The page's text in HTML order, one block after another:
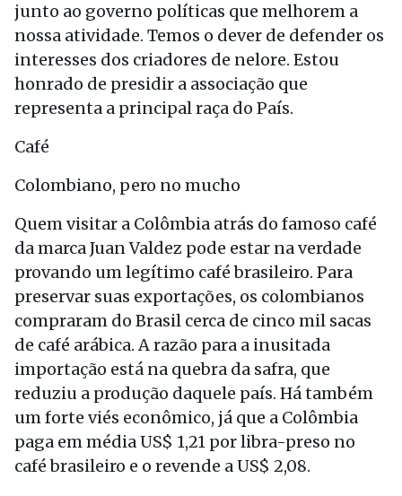
junto ao governo políticas que melhorem a
nossa atividade. Temos o dever de defender os
interesses dos criadores de nelore. Estou
honrado de presidir a associação que
representa a principal raça do País.
Café
Colombiano, pero no mucho
Quem visitar a Colômbia atrás do famoso café
da marca Juan Valdez pode estar na verdade
provando um legítimo café brasileiro. Para
preservar suas exportações, os colombianos
compraram do Brasil cerca de cinco mil sacas
de café arábica. A razão para a inusitada
importação está na quebra da safra, que
reduziu a produção daquele país. Há também
um forte viés econômico, já que a Colômbia
paga em média US$ 1,21 por libra-preso no
café brasileiro e o revende a US$ 2,08.